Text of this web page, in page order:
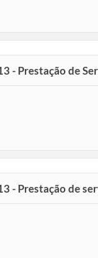
- Prestação de
- Prestação de